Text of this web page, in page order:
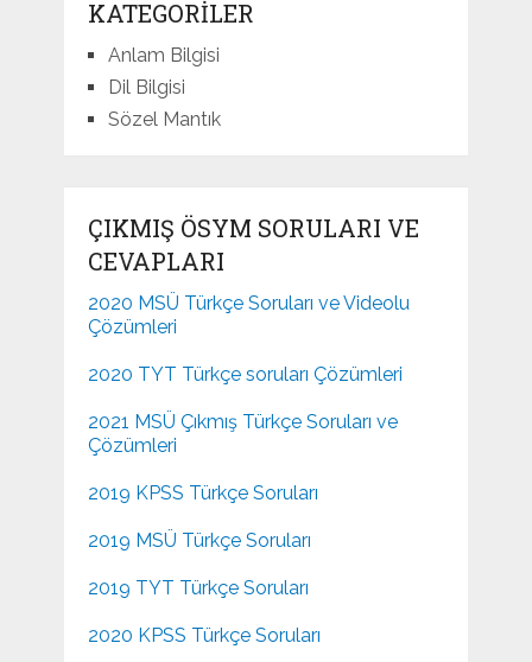
KATEGORILER
Anlam Bilgisi
Dil Bilgisi
Sözel Mantık
ÇIKMIŞ ÖSYM SORULARI VE
CEVAPLARI
2020 MSÜ Türkçe Soruları ve Videolu
Çözümleri
2020 TYT Türkçe soruları Çözümleri
2021 MSÜ Çıkmış Türkçe Soruları ve
Çözümleri
2019 KPSS Türkçe Soruları
2019 MSÜ Türkçe Soruları
2019 TYT Türkçe Soruları
2020 KPSS Türkçe Soruları